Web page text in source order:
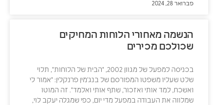
פברואר 28, 2024
הנשמה מאחורי הלוחות המחיקים
שכולכם מכירים
בכניסה למפעל של מגוון 2002, "הבית של הלוחות", תלוי
שלט שעליו משפטו המפורסם של בנג'מין פרנקלין: "אמור לי
ואשכח, למד אותי ואזכור, שתף אותי ואלמד". זה המוטו
שמלווה את העבודה במפעל מדי יום, כפי שמגלה יעקב לוי,